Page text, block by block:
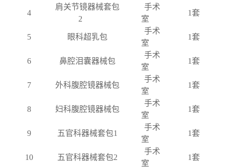
4
肩关节镜器械套包
2
手术
室
1套
5 眼科超乳包
手术
室
1套
6 鼻腔泪囊器械包
手术
室
1套
7 外科腹腔镜器械包
手术
室
1套
8 妇科腹腔镜器械包
手术
室
1套
9 五官科器械套包1
手术
室
1套
10 五官科器械套包2
手术
室
1套